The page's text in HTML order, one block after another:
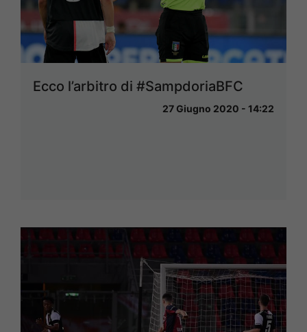
Ecco l’arbitro di #SampdoriaBFC
27 Giugno 2020 - 14:22